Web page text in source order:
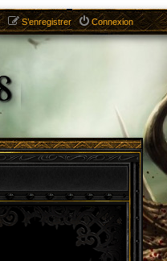
Connexion
S’enregistrer